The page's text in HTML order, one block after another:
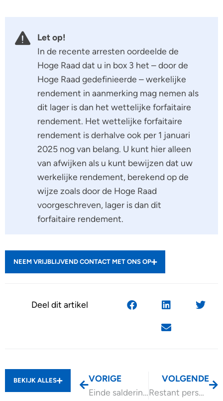
Let op!
In de recente arresten oordeelde de
Hoge Raad dat u in box 3 het – door de
Hoge Raad gedefinieerde – werkelijke
rendement in aanmerking mag nemen als
dit lager is dan het wettelijke forfaitaire
rendement. Het wettelijke forfaitaire
rendement is derhalve ook per 1 januari
2025 nog van belang. U kunt hier alleen
van afwijken als u kunt bewijzen dat uw
werkelijke rendement, berekend op de
wijze zoals door de Hoge Raad
voorgeschreven, lager is dan dit
forfaitaire rendement.
NEEM VRIJBLIJVEND CONTACT MET ONS OP
Deel dit artikel
BEKIJK ALLES
VORIGE
Einde salderingsregeling zonnepanelen per 2027
VOLGENDE
Restant persoonsgebonden aftrek niet verrekend, wat nu?